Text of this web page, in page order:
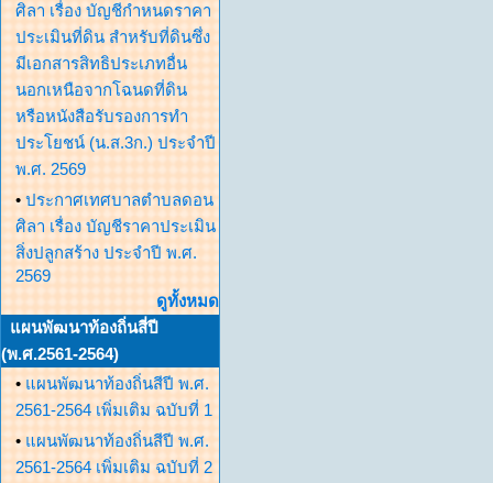
ศิลา เรื่อง บัญชีกำหนดราคา
ประเมินที่ดิน สำหรับที่ดินซึ่ง
มีเอกสารสิทธิประเภทอื่น
นอกเหนือจากโฉนดที่ดิน
หรือหนังสือรับรองการทำ
ประโยชน์ (น.ส.3ก.) ประจำปี
พ.ศ. 2569
• ประกาศเทศบาลตำบลดอน
ศิลา เรื่อง บัญชีราคาประเมิน
สิ่งปลูกสร้าง ประจำปี พ.ศ.
2569
ดูทั้งหมด
แผนพัฒนาท้องถิ่นสี่ปี
(พ.ศ.2561-2564)
• แผนพัฒนาท้องถิ่นสีปี พ.ศ.
2561-2564 เพิ่มเติม ฉบับที่ 1
• แผนพัฒนาท้องถิ่นสีปี พ.ศ.
2561-2564 เพิ่มเติม ฉบับที่ 2